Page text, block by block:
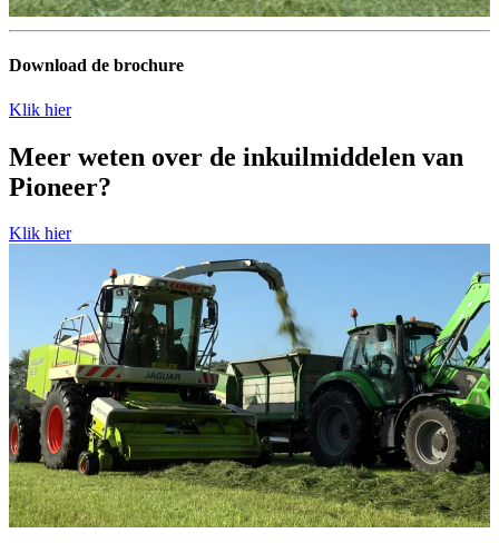
Download de brochure
Klik hier
Meer weten over de inkuilmiddelen van
Pioneer?
Klik hier